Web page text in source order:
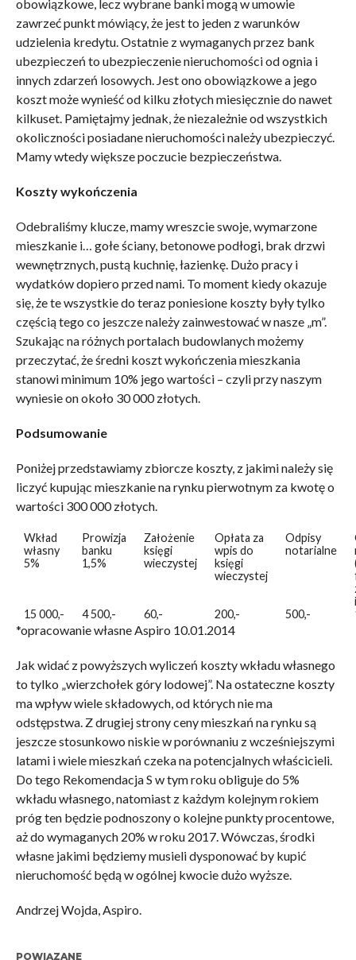
obowiązkowe, lecz wybrane banki mogą w umowie
zawrzeć punkt mówiący, że jest to jeden z warunków
udzielenia kredytu. Ostatnie z wymaganych przez bank
ubezpieczeń to ubezpieczenie nieruchomości od ognia i
innych zdarzeń losowych. Jest ono obowiązkowe a jego
koszt może wynieść od kilku złotych miesięcznie do nawet
kilkuset. Pamiętajmy jednak, że niezależnie od wszystkich
okoliczności posiadane nieruchomości należy ubezpieczyć.
Mamy wtedy większe poczucie bezpieczeństwa.
Koszty wykończenia
Odebraliśmy klucze, mamy wreszcie swoje, wymarzone
mieszkanie i… gołe ściany, betonowe podłogi, brak drzwi
wewnętrznych, pustą kuchnię, łazienkę. Dużo pracy i
wydatków dopiero przed nami. To moment kiedy okazuje
się, że te wszystkie do teraz poniesione koszty były tylko
częścią tego co jeszcze należy zainwestować w nasze „m”.
Szukając na różnych portalach budowlanych możemy
przeczytać, że średni koszt wykończenia mieszkania
stanowi minimum 10% jego wartości – czyli przy naszym
wyniesie on około 30 000 złotych.
Podsumowanie
Poniżej przedstawiamy zbiorcze koszty, z jakimi należy się
liczyć kupując mieszkanie na rynku pierwotnym za kwotę o
wartości 300 000 złotych.
Wkład
własny
5%
Prowizja
banku
1,5%
Założenie
księgi
wieczystej
Opłata za
wpis do
księgi
wieczystej
Odpisy
notarialne
15 000,-
4 500,- 60,- 200,- 500,-
*opracowanie własne Aspiro 10.01.2014
Jak widać z powyższych wyliczeń koszty wkładu własnego
to tylko „wierzchołek góry lodowej”. Na ostateczne koszty
ma wpływ wiele składowych, od których nie ma
odstępstwa. Z drugiej strony ceny mieszkań na rynku są
jeszcze stosunkowo niskie w porównaniu z wcześniejszymi
latami i wiele mieszkań czeka na potencjalnych właścicieli.
Do tego Rekomendacja S w tym roku obliguje do 5%
wkładu własnego, natomiast z każdym kolejnym rokiem
próg ten będzie podnoszony o kolejne punkty procentowe,
aż do wymaganych 20% w roku 2017. Wówczas, środki
własne jakimi będziemy musieli dysponować by kupić
nieruchomość będą w ogólnej kwocie dużo wyższe.
Andrzej Wojda, Aspiro.
POWIĄZANE